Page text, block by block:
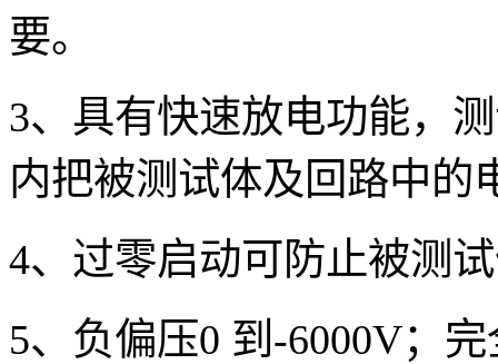
要。
3、具有快速放电功能，
内把被测试体及回路中的
4、过零启动可防止被测
5、负偏压0 到-6000V；